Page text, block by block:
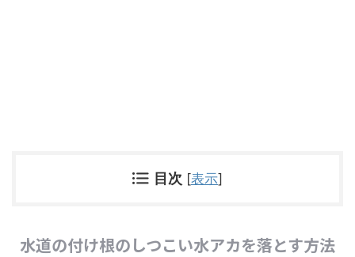
目次 [表示]
水道の付け根のしつこい水アカを落とす方法